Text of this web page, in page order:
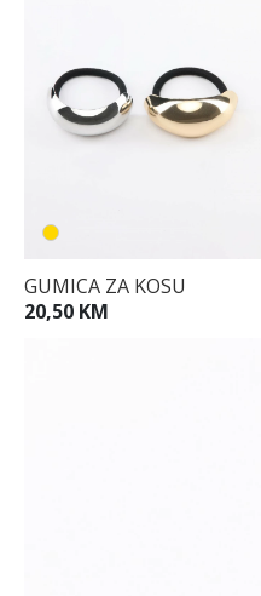
GUMICA ZA KOSU
20,50 KM